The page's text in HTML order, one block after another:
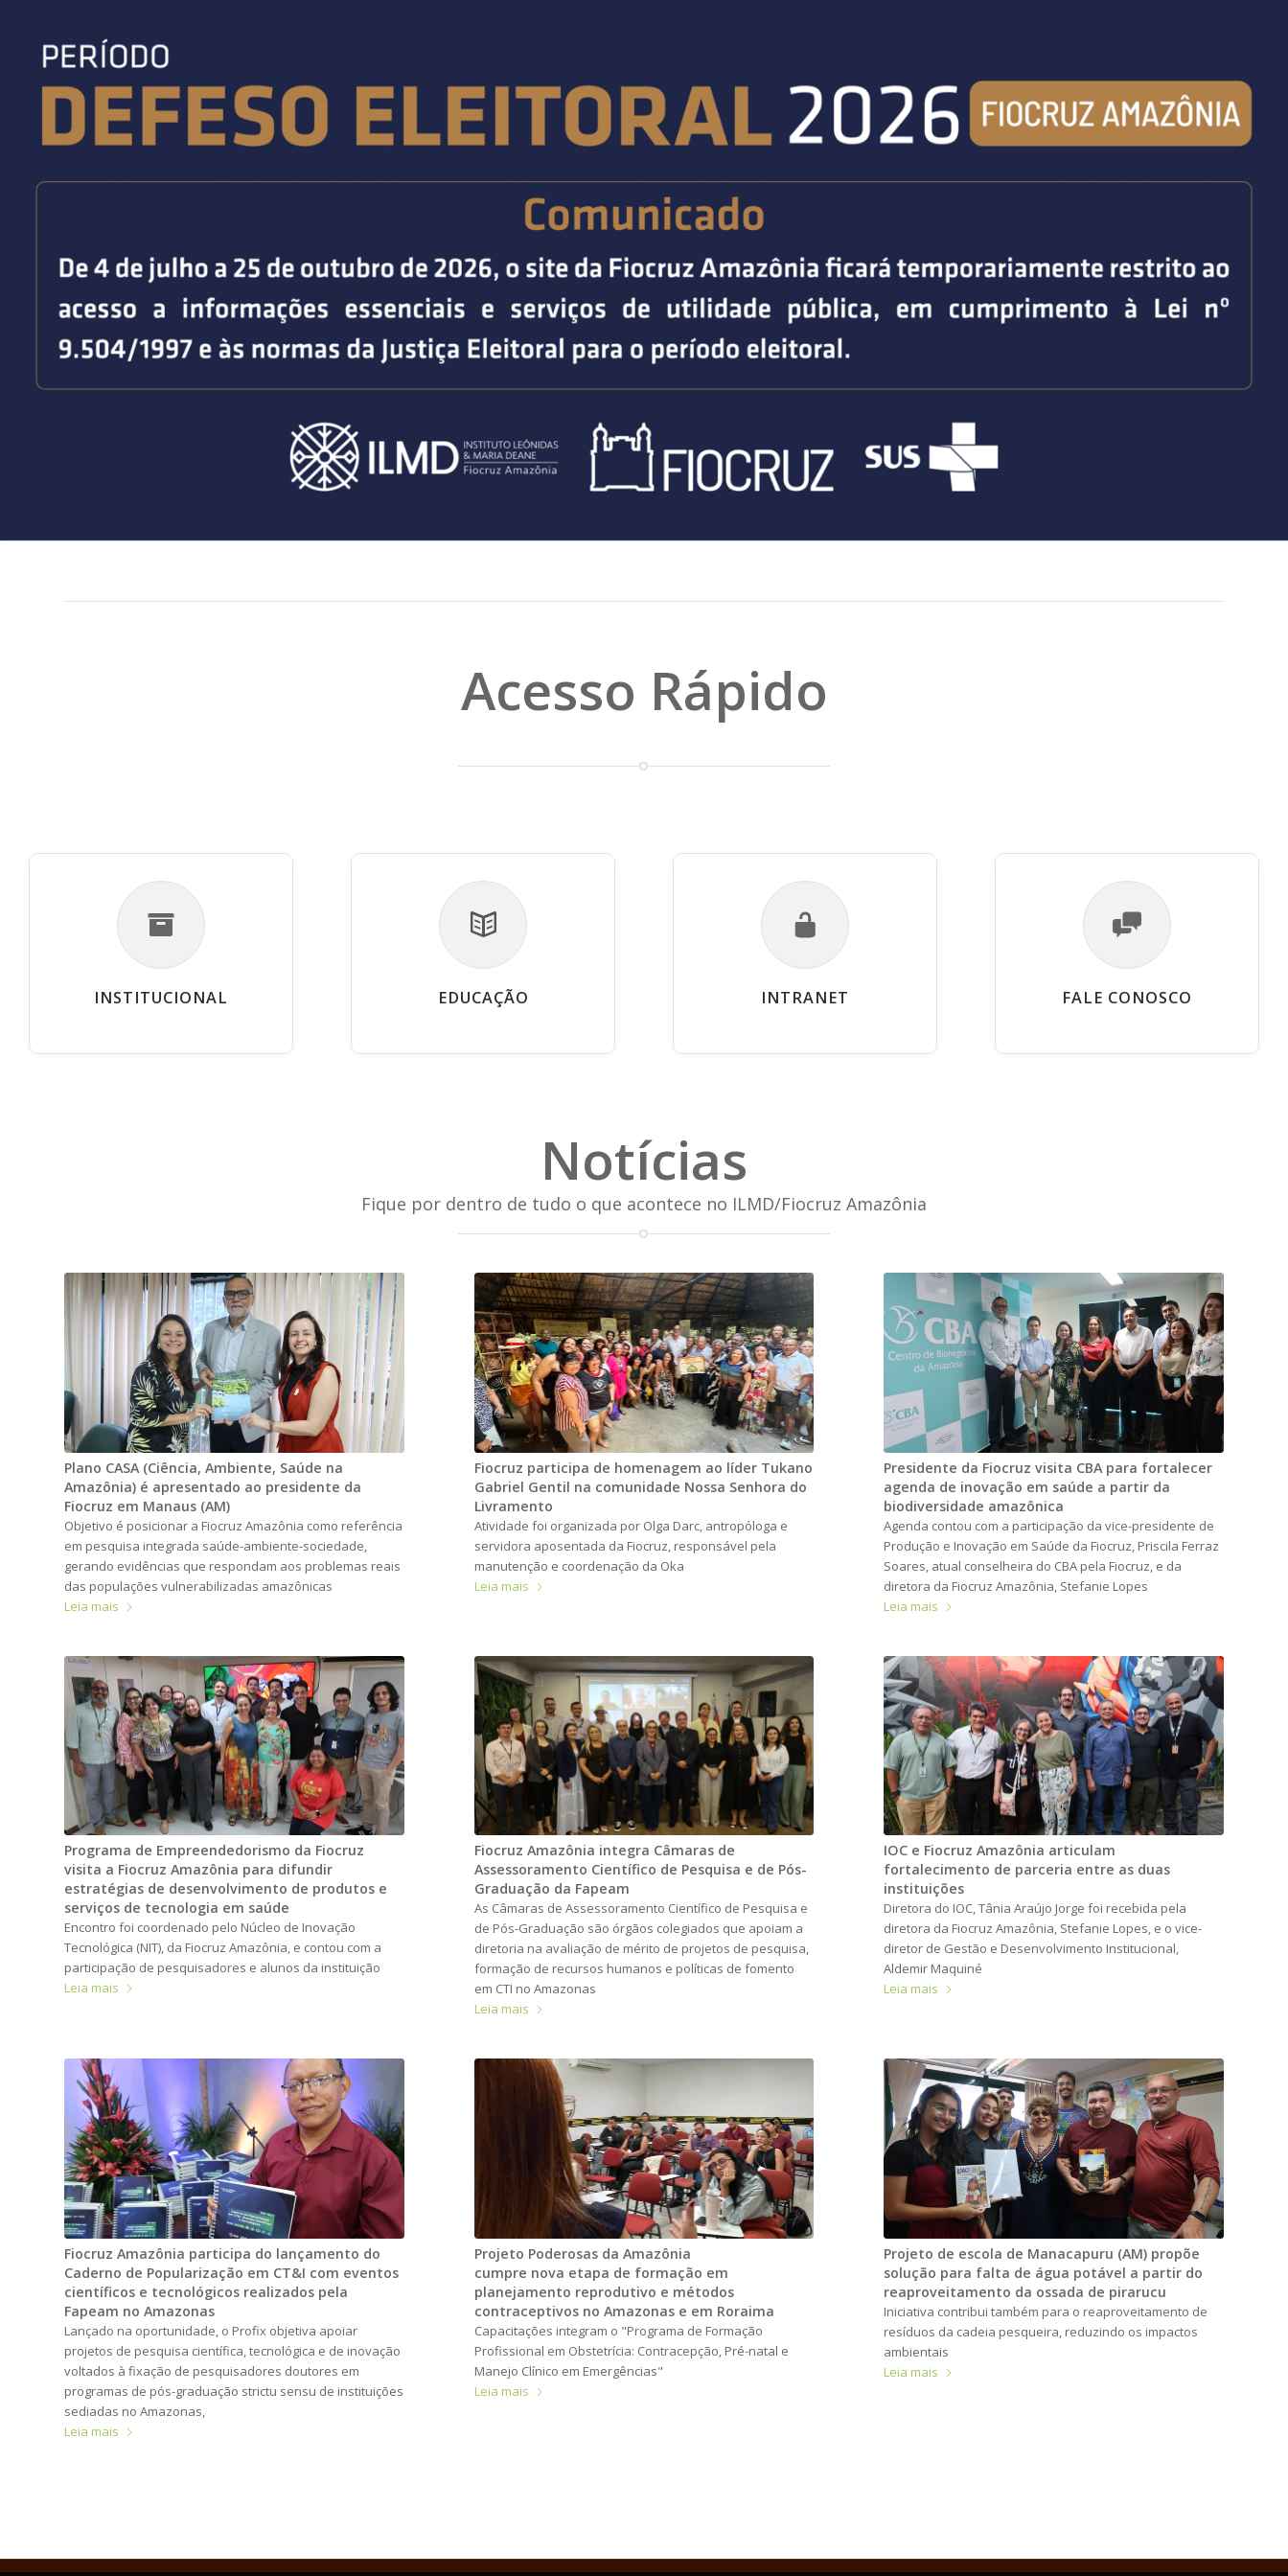
Acesso Rápido
INSTITUCIONAL EDUCAÇÃO INTRANET FALE CONOSCO
Notícias
Fique por dentro de tudo o que acontece no ILMD/Fiocruz Amazônia
Plano CASA (Ciência, Ambiente, Saúde na
Amazônia) é apresentado ao presidente da
Fiocruz em Manaus (AM)
Objetivo é posicionar a Fiocruz Amazônia como referência
em pesquisa integrada saúde-ambiente-sociedade,
gerando evidências que respondam aos problemas reais
das populações vulnerabilizadas amazônicas
Leia mais
Fiocruz participa de homenagem ao líder Tukano
Gabriel Gentil na comunidade Nossa Senhora do
Livramento
Atividade foi organizada por Olga Darc, antropóloga e
servidora aposentada da Fiocruz, responsável pela
manutenção e coordenação da Oka
Leia mais
Presidente da Fiocruz visita CBA para fortalecer
agenda de inovação em saúde a partir da
biodiversidade amazônica
Agenda contou com a participação da vice-presidente de
Produção e Inovação em Saúde da Fiocruz, Priscila Ferraz
Soares, atual conselheira do CBA pela Fiocruz, e da
diretora da Fiocruz Amazônia, Stefanie Lopes
Leia mais
Programa de Empreendedorismo da Fiocruz
visita a Fiocruz Amazônia para difundir
estratégias de desenvolvimento de produtos e
serviços de tecnologia em saúde
Encontro foi coordenado pelo Núcleo de Inovação
Tecnológica (NIT), da Fiocruz Amazônia, e contou com a
participação de pesquisadores e alunos da instituição
Leia mais
Fiocruz Amazônia integra Câmaras de
Assessoramento Científico de Pesquisa e de Pós-
Graduação da Fapeam
As Câmaras de Assessoramento Científico de Pesquisa e
de Pós-Graduação são órgãos colegiados que apoiam a
diretoria na avaliação de mérito de projetos de pesquisa,
formação de recursos humanos e políticas de fomento
em CTI no Amazonas
Leia mais
IOC e Fiocruz Amazônia articulam
fortalecimento de parceria entre as duas
instituições
Diretora do IOC, Tânia Araújo Jorge foi recebida pela
diretora da Fiocruz Amazônia, Stefanie Lopes, e o vice-
diretor de Gestão e Desenvolvimento Institucional,
Aldemir Maquiné
Leia mais
Fiocruz Amazônia participa do lançamento do
Caderno de Popularização em CT&I com eventos
científicos e tecnológicos realizados pela
Fapeam no Amazonas
Lançado na oportunidade, o Profix objetiva apoiar
projetos de pesquisa científica, tecnológica e de inovação
voltados à fixação de pesquisadores doutores em
programas de pós-graduação strictu sensu de instituições
sediadas no Amazonas,
Leia mais
Projeto Poderosas da Amazônia
cumpre nova etapa de formação em
planejamento reprodutivo e métodos
contraceptivos no Amazonas e em Roraima
Capacitações integram o "Programa de Formação
Profissional em Obstetrícia: Contracepção, Pré-natal e
Manejo Clínico em Emergências"
Leia mais
Projeto de escola de Manacapuru (AM) propõe
solução para falta de água potável a partir do
reaproveitamento da ossada de pirarucu
Iniciativa contribui também para o reaproveitamento de
resíduos da cadeia pesqueira, reduzindo os impactos
ambientais
Leia mais